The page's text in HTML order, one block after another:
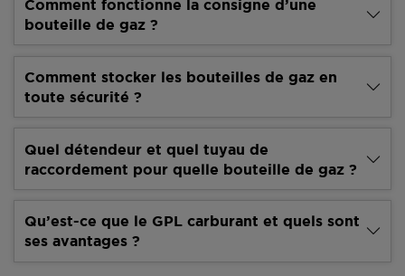
Comment fonctionne la consigne d’une
bouteille de gaz ?
Comment stocker les bouteilles de gaz en
toute sécurité ?
Quel détendeur et quel tuyau de
raccordement pour quelle bouteille de gaz ?
Qu’est-ce que le GPL carburant et quels sont
ses avantages ?